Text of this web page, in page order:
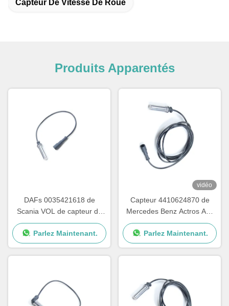
Capteur De Vitesse De Roue
Produits Apparentés
DAFs 0035421618 de
Scania VOL de capteur de
2005 2013 ABS de PC
1506004 5021170124
Parlez Maintenant.
vidéo
Capteur 4410624870 de
Mercedes Benz Actros Abs
Wheel Speed 4410329410
0035423518
Parlez Maintenant.